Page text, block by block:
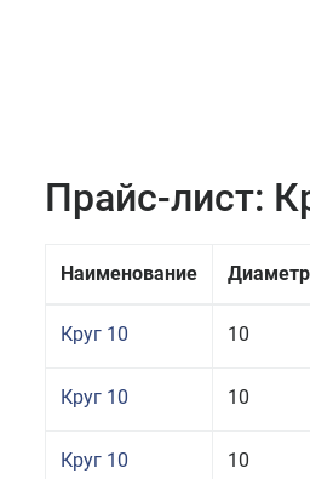
Прайс-лист:
Наименование
Круг 10 10
Круг 10 10
Круг 10 10